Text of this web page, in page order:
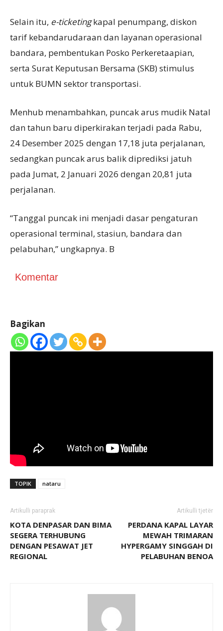
Selain itu, e-ticketingkapal penumpang, diskon
tarif kebandarudaraan dan layanan operasional
bandara, pembentukan Posko Perkeretaapian,
serta Surat Keputusan Bersama (SKB) stimulus
untuk BUMN sektor transportasi.
Menhub menambahkan, puncak arus mudik Natal
dan tahun baru diperkirakan terjadi pada Rabu,
24 Desember 2025 dengan 17,18 juta perjalanan,
sedangkan puncak arus balik diprediksi jatuh
pada Jumat, 2 Januari 2026 dengan 20,81 juta
perjalanan.
“Tanggal puncak ini menjadi dasar pengaturan
operasional terminal, stasiun, bandara dan
pelabuhan,” ungkapnya. B
Komentar
Bagikan
TOPIK nataru
Artikulli paraprak
KOTA DENPASAR DAN BIMA
SEGERA TERHUBUNG
DENGAN PESAWAT JET
REGIONAL
Artikulli tjetër
PERDANA KAPAL LAYAR
MEWAH TRIMARAN
HYPERGAMY SINGGAH DI
PELABUHAN BENOA